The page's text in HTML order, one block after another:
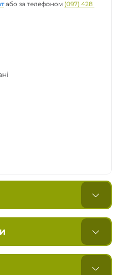
або за телефоном (097) 428